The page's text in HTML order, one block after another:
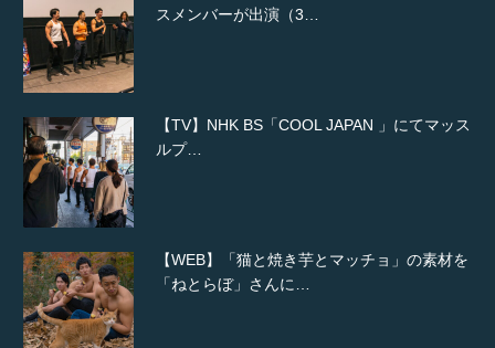
スメンバーが出演（3…
【TV】NHK BS「COOL JAPAN 」にてマッス
ルプ…
【WEB】「猫と焼き芋とマッチョ」の素材を
「ねとらぼ」さんに…